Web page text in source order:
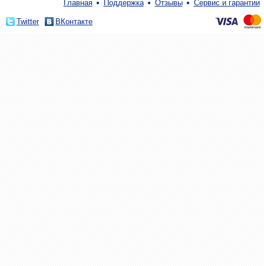
Главная Поддержка Отзывы Сервис и гарантии
Twitter ВКонтакте